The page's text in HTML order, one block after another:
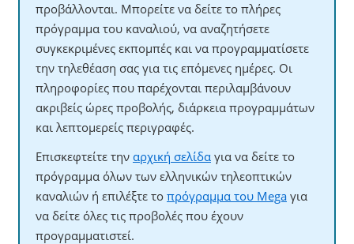
προβάλλονται. Μπορείτε να δείτε το πλήρες
πρόγραμμα του καναλιού, να αναζητήσετε
συγκεκριμένες εκπομπές και να προγραμματίσετε
την τηλεθέαση σας για τις επόμενες ημέρες. Οι
πληροφορίες που παρέχονται περιλαμβάνουν
ακριβείς ώρες προβολής, διάρκεια προγραμμάτων
και λεπτομερείς περιγραφές.
Επισκεφτείτε την αρχική σελίδα για να δείτε το
πρόγραμμα όλων των ελληνικών τηλεοπτικών
καναλιών ή επιλέξτε το πρόγραμμα του Mega για
να δείτε όλες τις προβολές που έχουν
προγραμματιστεί.